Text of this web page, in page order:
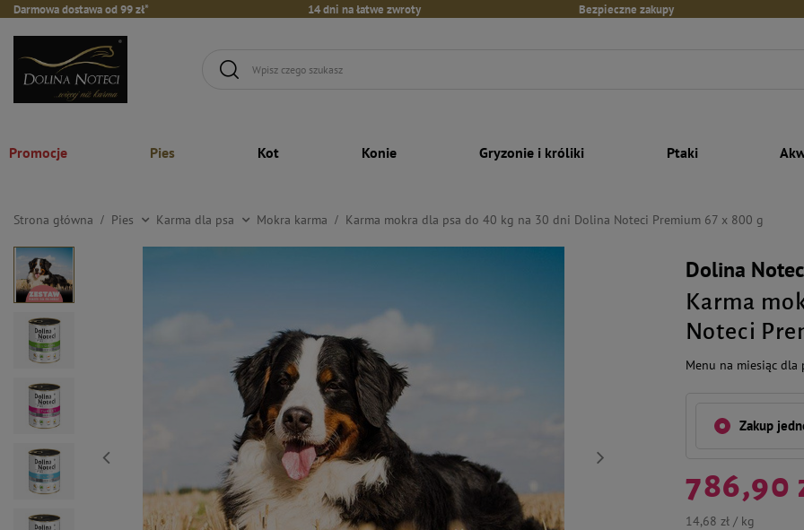
Darmowa dostawa od 99 zł* 14 dni na łatwe zwroty Bezpieczne zakupy
Promocje Pies Kot Konie Gryzonie i króliki Ptaki
Strona główna Pies Karma dla psa Mokra karma Karma mokra dla psa do 40 kg na 30 dni Dolina Noteci Premium 67 x 800 g
Dolina
Karma
Noteci
Menu na miesiąc dla
Zakup
786,90
14,68 zł / kg